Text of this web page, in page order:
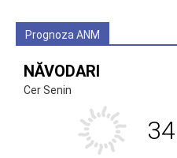
Prognoza ANM
NĂVODARI
Cer Senin